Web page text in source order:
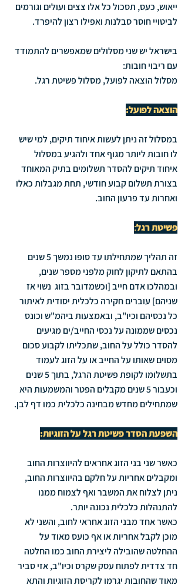
ייאוש, כעס, תסכול כל אלו צצים ועולים וגורמים
לביטויי חוסר סבלנות ואפילו רצון להיפרד.
בישראל יש שני מסלולים שמאפשרים להתמודד
עם ריבוי חובות:
מסלול הוצאה לפועל, מסלול פשיטת רגל.
הוצאה לפועל:
במסלול זה ניתן לעשות איחוד תיקים, למי שיש
לו חובות ליותר מגוף אחד ולהגיע במסלול
איחוד תיקים להסדר תשלומים בתיק המאוחד
בצורת תשלום קבוע חודשי, תחת מגבלות כאלו
ואחרות עד פרעון החוב.
פשיטת רגל:
זה תהליך שמתחילתו עד סופו נמשך 5 שנים
בהתאם לתיקון לחוק מלפני מספר שנים,
ובמהלכו אדם חייב [וכשמדובר בזוג  נשוי אז
שניהם] עוברים חקירה כלכלית יסודית לאיתור
כל נכסיהם וכיו"ב, ובאמצעות ביהמ"ש וכונס
נכסים שממונה על נכסי החייב/ים מגיעים
להסדר כולל על החוב, שתכליתו לקבוע סכום
מסוים שאותו על החייב או על הזוג לעמוד
בתשלומו לקופת פשיטת הרגל, בתוך 5 שנים
וכעבור 5 שנים מקבלים הפטר והמשמעות היא
שמתחילים מחדש מבחינה כלכלית כמו דף לבן.
השפעת הסדר פשיטת רגל על הזוגיות:
כאשר שני בני הזוג אחראים להיווצרות החוב
ומקבלים אחריות על חלקם בהיווצרות החוב,
ניתן לצלוח את המשבר ואף לצמוח ממנו
להתנהלות כלכלית נכונה יותר.
כאשר אחד מבני הזוג אחראי לחוב, והשני לא
מוכן לקבל אחריות או אף כועס מאוד על
ההחלטה שהובילה ליצירת החוב כמו החלטה
חד צדדית לפתוח עסק שקרס וכיו"ב, אזי סביר
מאוד שהחובות יגרמו לקריסת הזוגיות והתא